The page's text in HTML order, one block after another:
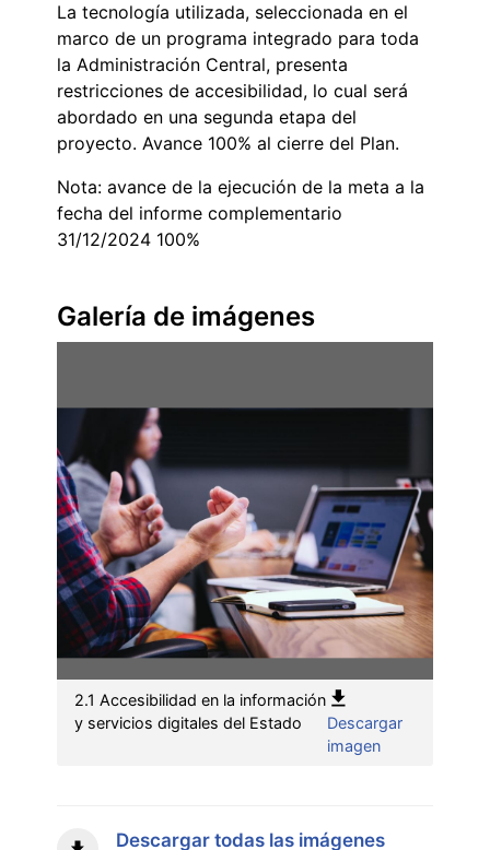
La tecnología utilizada, seleccionada en el
marco de un programa integrado para toda
la Administración Central, presenta
restricciones de accesibilidad, lo cual será
abordado en una segunda etapa del
proyecto. Avance 100% al cierre del Plan.
Nota: avance de la ejecución de la meta a la
fecha del informe complementario
31/12/2024 100%
Galería de imágenes
2.1 Accesibilidad en la información
y servicios digitales del Estado
Descargar
imagen:
la
Descargar todas las imágenes